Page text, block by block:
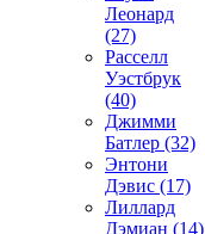
Леонард
(27)
Расселл
Уэстбрук
(40)
Джимми
Батлер (32)
Энтони
Дэвис (17)
Лиллард
Дэмиан (14)